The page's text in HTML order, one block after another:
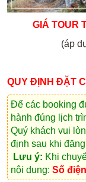
GIÁ TOUR
(áp
QUY ĐỊNH ĐẶT
Để các booking
hành đúng lịch
Quý khách vui
định sau khi
Lưu ý: Khi
nội dung: Số